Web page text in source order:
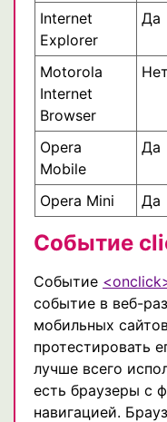
Internet
Explorer
Да
Motorola
Internet
Browser
Нет
Opera
Mobile
Да
Opera Mini Да
Событие
Событие
событие в веб-
мобильных
протестировать
лучше всего
есть браузеры с
навигацией.